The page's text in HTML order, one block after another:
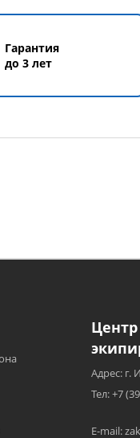
Гарантия
до 3 лет
Адрес: г.
Тел: +7
E-mail: